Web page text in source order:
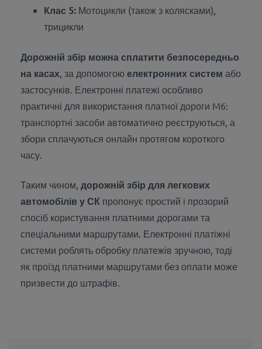
Клас 5: Мотоцикли (також з колясками),
трицикли
Дорожній збір можна сплатити безпосередньо
на касах, за допомогою електронних систем або
застосунків. Електронні платежі особливо
практичні для використання платної дороги M6:
транспортні засоби автоматично реєструються, а
збори сплачуються онлайн протягом короткого
часу.
Таким чином, дорожній збір для легкових
автомобілів у СК пропонує простий і прозорий
спосіб користування платними дорогами та
спеціальними маршрутами. Електронні платіжні
системи роблять обробку платежів зручною, тоді
як проїзд платними маршрутами без оплати може
призвести до штрафів.